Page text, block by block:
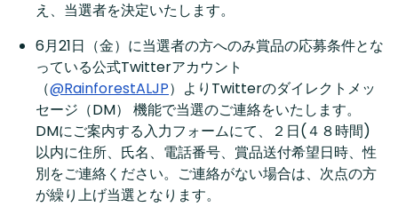
え、当選者を決定いたします。
6月21日（金）に当選者の方へのみ賞品の応募条件とな
っている公式Twitterアカウント
（@RainforestALJP）よりTwitterのダイレクトメッ
セージ（DM） 機能で当選のご連絡をいたします。
DMにご案内する入力フォームにて、２日(４８時間)
以内に住所、氏名、電話番号、賞品送付希望日時、性
別をご連絡ください。ご連絡がない場合は、次点の方
が繰り上げ当選となります。